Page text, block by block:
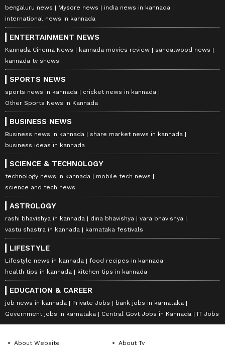
bengaluru news
Mysore news
india news in kannada
international news in kannada
ENTERTAINMENT NEWS
Kannada Cinema News kannada movies review
sandalwood news
kannada tv shows
SPORTS NEWS
sports news in kannada
cricket news in kannada
Other Sports News in Kannada
BUSINESS NEWS
Business news in kannada
share market news in kannada
business ideas in kannada
SCIENCE & TECHNOLOGY
technology news in kannada
mobile tech news
science and tech news
ASTROLOGY
rashi bhavishya in kannada dina bhavishya
vara bhavishya
vastu shastra in kannada
karnataka festivals
LIFESTYLE
Lifestyle news in kannada
food recipes in kannada
health tips in kannada
kitchen tips in kannada
EDUCATION & CAREER
job news in kannada Private Jobs
bank jobs in karnataka
Government jobs in karnataka
Central Govt Jobs in Kannada IT Jobs
About Website About Tv